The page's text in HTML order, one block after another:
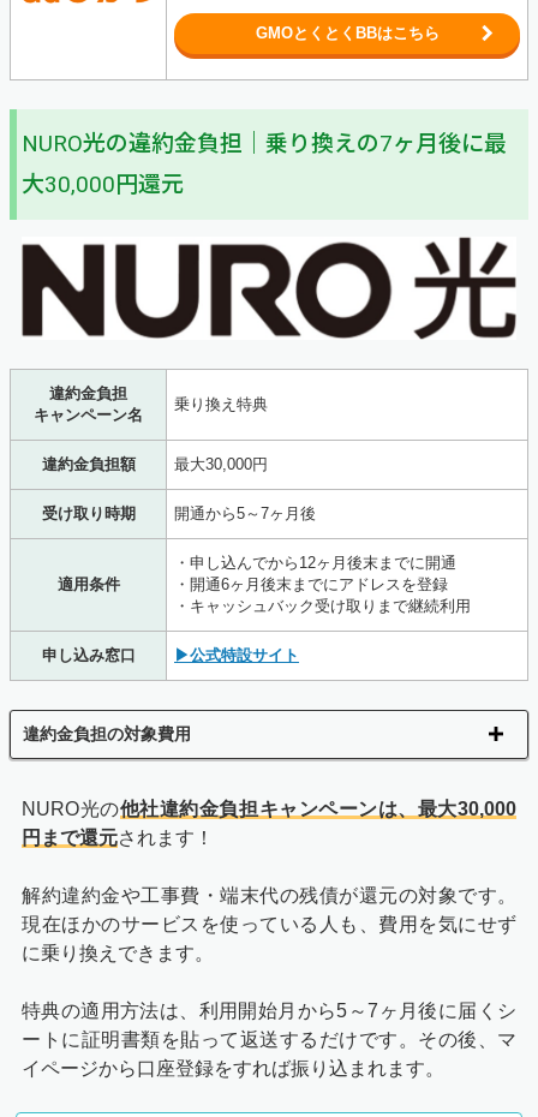
GMOとくとくBBはこちら
NURO光の違約金負担｜乗り換えの7ヶ月後に最
大30,000円還元
違約金負担
キャンペーン名
乗り換え特典
違約金負担額 最大30,000円
受け取り時期 開通から5～7ヶ月後
適用条件
・申し込んでから12ヶ月後末までに開通
・開通6ヶ月後末までにアドレスを登録
・キャッシュバック受け取りまで継続利用
申し込み窓口 ▶公式特設サイト
違約金負担の対象費用
NURO光の他社違約金負担キャンペーンは、最大30,000
円まで還元されます！
解約違約金や工事費・端末代の残債が還元の対象です。
現在ほかのサービスを使っている人も、費用を気にせず
に乗り換えできます。
特典の適用方法は、利用開始月から5～7ヶ月後に届くシ
ートに証明書類を貼って返送するだけです。その後、マ
イページから口座登録をすれば振り込まれます。